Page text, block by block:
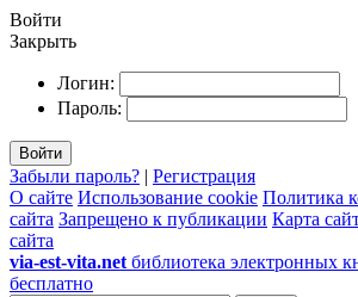
Войти
Закрыть
Логин:
Пароль:
Войти
Забыли пароль? | Регистрация
О сайте Использование cookie Политика
сайта Запрещено к публикации Карта
сайта
via-est-vita.net библиотека электронных
бесплатно